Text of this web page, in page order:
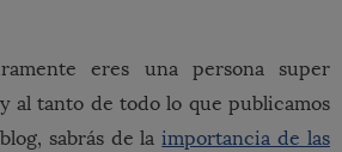
eres una persona super
al tanto de todo lo que publicamos
sabrás de laimportancia de las